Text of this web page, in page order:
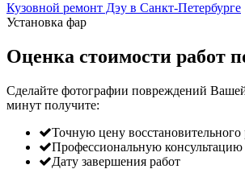
Кузовной ремонт Дэу в Санкт-Петербурге
Установка фар
Оценка стоимости работ
Сделайте фотографии повреждений
минут получите:
Точную цену восстановительного
Профессиональную консультацию
Дату завершения работ